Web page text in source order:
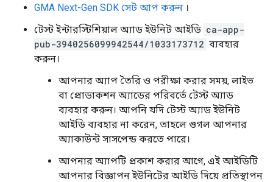
GMA Next-Gen SDK সেট আপ করুন ।
টেস্ট ইন্টারস্টিশিয়াল অ্যাড ইউনিট আইডি ca-app-
pub-3940256099942544/1033173712 ব্যবহার
করুন।
আপনার অ্যাপ তৈরি ও পরীক্ষা করার সময়, লাইভ
বা প্রোডাকশন অ্যাডের পরিবর্তে টেস্ট অ্যাড
ব্যবহার করুন। আপনি যদি টেস্ট অ্যাড ইউনিট
আইডি ব্যবহার না করেন, তাহলে গুগল আপনার
অ্যাকাউন্ট সাসপেন্ড করতে পারে।
আপনার অ্যাপটি প্রকাশ করার আগে, এই আইডিটি
আপনার বিজ্ঞাপন ইউনিটের আইডি দিয়ে প্রতিস্থাপন